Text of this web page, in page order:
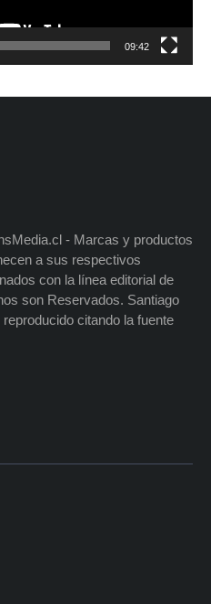
09:42
- Marcas y productos
a sus respectivos
con la línea editorial de
son Reservados. Santiago
citando la fuente